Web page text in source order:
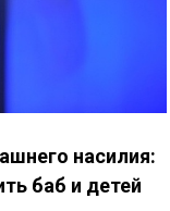
насилия:
баб и детей